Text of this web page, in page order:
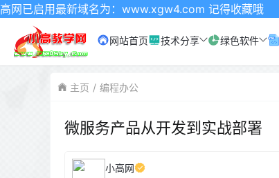
新域名为：www.xgw4.com 记得收藏哦
网站首页 技术分享 绿色软件
主页 编程办公
微服务产品从开发到实战部署
小高网